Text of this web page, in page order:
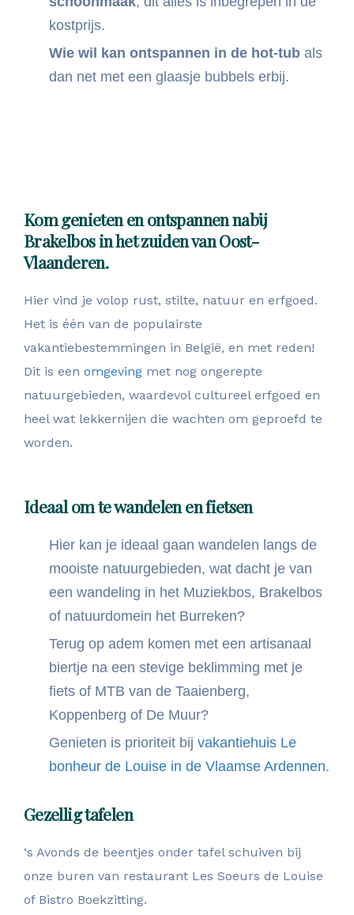
kostprijs.
Wie wil kan ontspannen in de hot-tub als
dan net met een glaasje bubbels erbij.
Kom genieten en ontspannen nabij
Brakelbos in het zuiden van Oost-
Vlaanderen.
Hier vind je volop rust, stilte, natuur en erfgoed.
Het is één van de populairste
vakantiebestemmingen in België, en met reden!
Dit is een omgeving met nog ongerepte
natuurgebieden, waardevol cultureel erfgoed en
heel wat lekkernijen die wachten om geproefd te
worden.
Ideaal om te wandelen en fietsen
Hier kan je ideaal gaan wandelen langs de
mooiste natuurgebieden, wat dacht je van
een wandeling in het Muziekbos, Brakelbos
of natuurdomein het Burreken?
Terug op adem komen met een artisanaal
biertje na een stevige beklimming met je
fiets of MTB van de Taaienberg,
Koppenberg of De Muur?
Genieten is prioriteit bij vakantiehuis Le
bonheur de Louise in de Vlaamse Ardennen.
Gezellig tafelen
‘s Avonds de beentjes onder tafel schuiven bij
onze buren van restaurant Les Soeurs de Louise
of Bistro Boekzitting.